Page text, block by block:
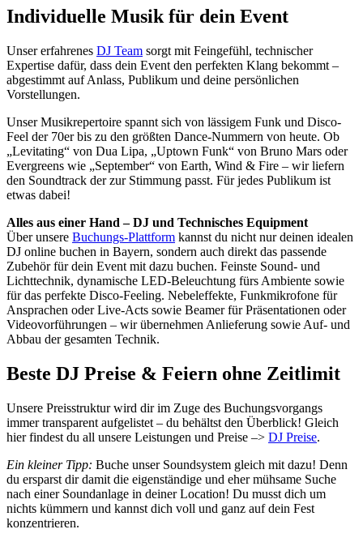
Individuelle Musik für dein Event
Unser erfahrenes DJ Team sorgt mit Feingefühl, technischer
Expertise dafür, dass dein Event den perfekten Klang bekommt –
abgestimmt auf Anlass, Publikum und deine persönlichen
Vorstellungen.
Unser Musikrepertoire spannt sich von lässigem Funk und Disco-
Feel der 70er bis zu den größten Dance-Nummern von heute. Ob
„Levitating“ von Dua Lipa, „Uptown Funk“ von Bruno Mars oder
Evergreens wie „September“ von Earth, Wind & Fire – wir liefern
den Soundtrack der zur Stimmung passt. Für jedes Publikum ist
etwas dabei!
Alles aus einer Hand – DJ und Technisches Equipment
Über unsere Buchungs-Plattform kannst du nicht nur deinen idealen
DJ online buchen in Bayern, sondern auch direkt das passende
Zubehör für dein Event mit dazu buchen. Feinste Sound- und
Lichttechnik, dynamische LED-Beleuchtung fürs Ambiente sowie
für das perfekte Disco-Feeling. Nebeleffekte, Funkmikrofone für
Ansprachen oder Live-Acts sowie Beamer für Präsentationen oder
Videovorführungen – wir übernehmen Anlieferung sowie Auf- und
Abbau der gesamten Technik.
Beste DJ Preise & Feiern ohne Zeitlimit
Unsere Preisstruktur wird dir im Zuge des Buchungsvorgangs
immer transparent aufgelistet – du behältst den Überblick! Gleich
hier findest du all unsere Leistungen und Preise –> DJ Preise.
Ein kleiner Tipp: Buche unser Soundsystem gleich mit dazu! Denn
du ersparst dir damit die eigenständige und eher mühsame Suche
nach einer Soundanlage in deiner Location! Du musst dich um
nichts kümmern und kannst dich voll und ganz auf dein Fest
konzentrieren.